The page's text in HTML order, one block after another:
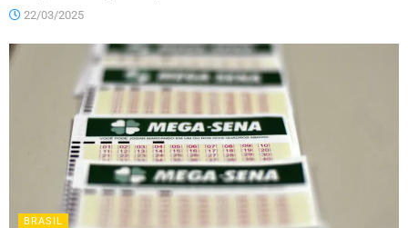
22/03/2025
BRASIL